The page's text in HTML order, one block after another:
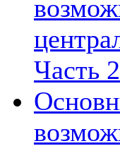
Часть